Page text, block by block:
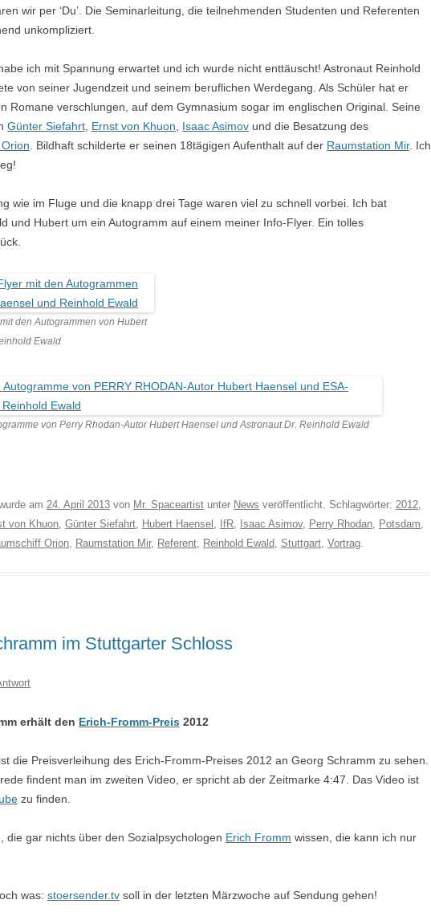
wir per ‘Du’. Die Seminarleitung, die teilnehmenden Studenten und Referenten
unkompliziert.
ich mit Spannung erwartet und ich wurde nicht enttäuscht! Astronaut Reinhold
von seiner Jugendzeit und seinem beruflichen Werdegang. Als Schüler hat er
Romane verschlungen, auf dem Gymnasium sogar im englischen Original. Seine
Günter Siefahrt Ernst von Khuon Isaac Asimov und die Besatzung des
. Bildhaft schilderte er seinen 18tägigen Aufenthalt auf der Raumstation Mir. Ich
wie im Fluge und die knapp drei Tage waren viel zu schnell vorbei. Ich bat
und Hubert um ein Autogramm auf einem meiner Info-Flyer. Ein tolles
den Autogrammen von Hubert
Ewald
von Perry Rhodan-Autor Hubert Haensel und Astronaut Dr. Reinhold Ewald
am 24. April 2013 von Mr. Spaceartist unter News veröffentlicht. Schlagwörter: 2012,
von Khuon, Günter Siefahrt, Hubert Haensel , IfR, Isaac Asimov, Perry Rhodan, Potsdam,
Orion, Raumstation Mir, Referent, Reinhold Ewald, Stuttgart, Vortrag.
im Stuttgarter Schloss
erhält den Erich-Fromm-Preis 2012
ist die Preisverleihung des Erich-Fromm-Preises 2012 an Georg Schramm zu sehen.
findent man im zweiten Video, er spricht ab der Zeitmarke 4:47. Das Video ist
zu finden.
die gar nichts über den Sozialpsychologen Erich Fromm wissen, die kann ich nur
was: stoersender.tv soll in der letzten Märzwoche auf Sendung gehen!